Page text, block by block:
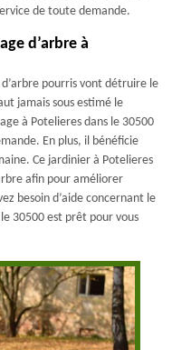
de toute demande.
d’arbre à
pourris vont détruire le
jamais sous estimé le
à Potelieres dans le 30500
En plus, il bénéficie
Ce jardinier à Potelieres
afin pour améliorer
besoin d’aide concernant le
30500 est prêt pour vous